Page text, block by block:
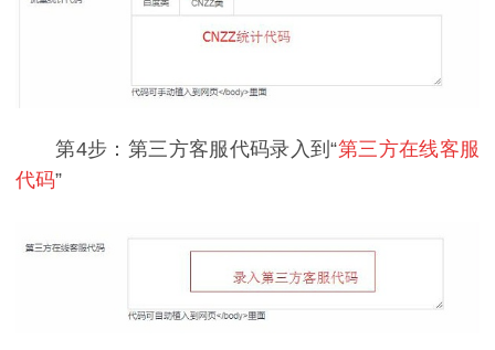
第4步：第三方客服代码录入到“第三方在线客服
代码”